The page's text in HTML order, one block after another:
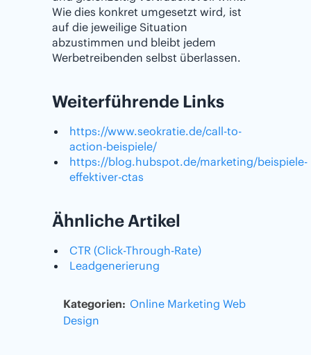
Wie dies konkret umgesetzt wird, ist
auf die jeweilige Situation
abzustimmen und bleibt jedem
Werbetreibenden selbst überlassen.
Weiterführende Links
https://www.seokratie.de/call-to-
action-beispiele/
https://blog.hubspot.de/marketing/beispiele-
effektiver-ctas
Ähnliche Artikel
CTR (Click-Through-Rate)
Leadgenerierung
Kategorien: Online Marketing Web
Design